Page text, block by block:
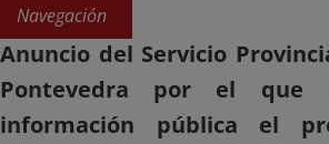
Navegación
Anuncio del Servicio
Pontevedra por el que
información pública el